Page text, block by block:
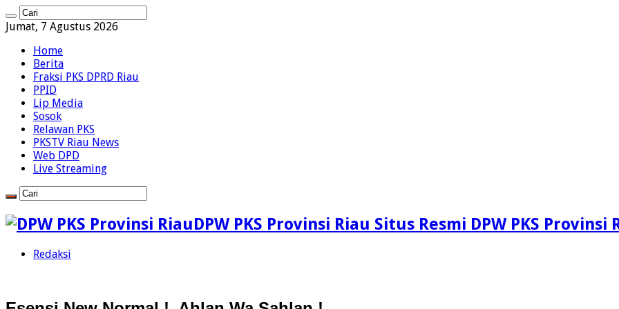
Jumat, 7 Agustus 2026
Home
Berita
Fraksi PKS DPRD Riau
PPID
Lip Media
Sosok
Relawan PKS
PKSTV Riau News
Web DPD
Live Streaming
DPW PKS Provinsi Riau Situs Resmi DPW PKS Provinsi
Redaksi